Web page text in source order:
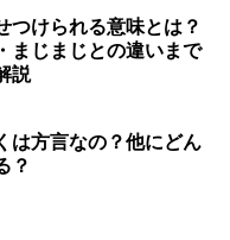
つけられる意味とは？
まじまじとの違いまで
説
は方言なの？他にどん
？